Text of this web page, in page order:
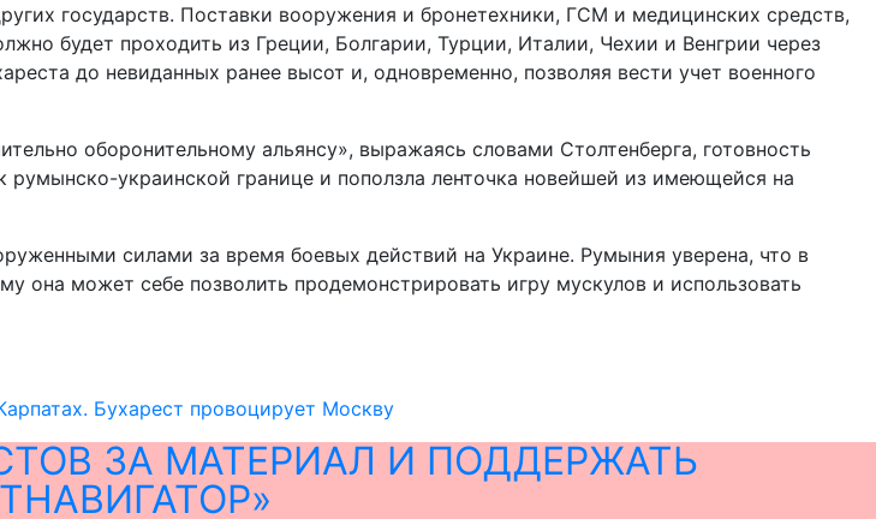
государств. Поставки вооружения и бронетехники, ГСМ и медицинских средств,
будет проходить из Греции, Болгарии, Турции, Италии, Чехии и Венгрии через
до невиданных ранее высот и, одновременно, позволяя вести учет военного
оборонительному альянсу», выражаясь словами Столтенберга, готовность
украинской границе и поползла ленточка новейшей из имеющейся на
силами за время боевых действий на Украине. Румыния уверена, что в
она может себе позволить продемонстрировать игру мускулов и использовать
Бухарест провоцирует Москву
ЗА МАТЕРИАЛ И ПОДДЕРЖАТЬ